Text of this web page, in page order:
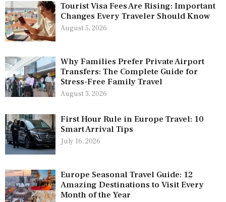
Tourist Visa Fees Are Rising: Important
Changes Every Traveler Should Know
August 5, 2026
Why Families Prefer Private Airport
Transfers: The Complete Guide for
Stress-Free Family Travel
August 3, 2026
First Hour Rule in Europe Travel: 10
Smart Arrival Tips
July 16, 2026
Europe Seasonal Travel Guide: 12
Amazing Destinations to Visit Every
Month of the Year